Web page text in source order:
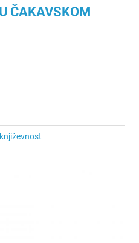
ČAKAVSKOM